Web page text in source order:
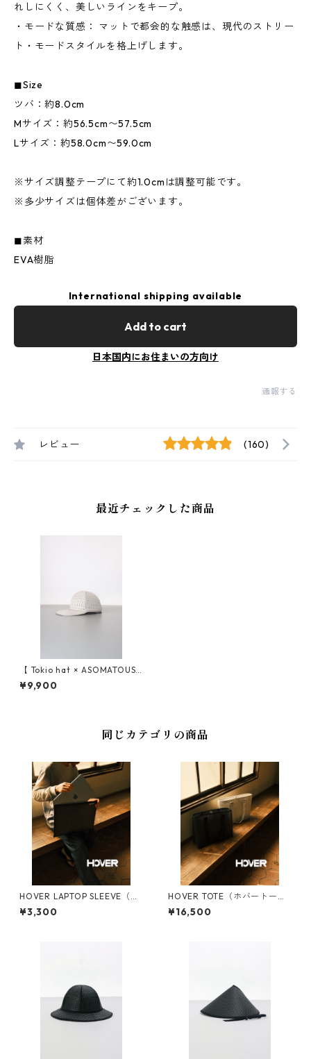
れしにくく、美しいラインをキープ。
・モードな質感： マットで都会的な触感は、現代のストリー
ト・モードスタイルを格上げします。
◼︎Size
ツバ：約8.0cm
Mサイズ：約56.5cm〜57.5cm
Lサイズ：約58.0cm〜59.0cm
※サイズ調整テープにて約1.0cmは調整可能です。
※多少サイズは個体差がございます。
◼︎素材
EVA樹脂
International shipping available
Add to cart
日本国内にお住まいの方向け
通報する
レビュー (160)
最近チェックした商品
【 Tokio hat × ASOMATOUS
（トーキョーハット × アソマ
タス） 】 EVA CAP（キャッ
¥9,900
同じカテゴリの商品
HOVER LAPTOP SLEEVE（ホ
バーラップトップスリーブ）
¥3,300
HOVER TOTE（ホバートー
ト）
¥16,500